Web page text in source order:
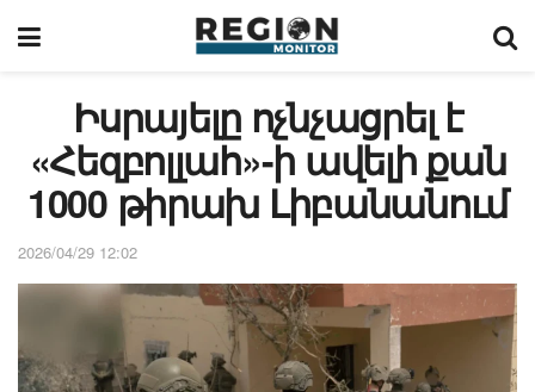
Իսրայելը ոչնչացրել է
«Հեզբոլլահ»-ի ավելի քան
1000 թիրախ Լիբանանում
2026/04/29 12:02